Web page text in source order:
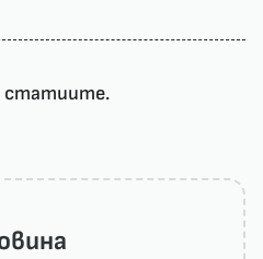
статиите.